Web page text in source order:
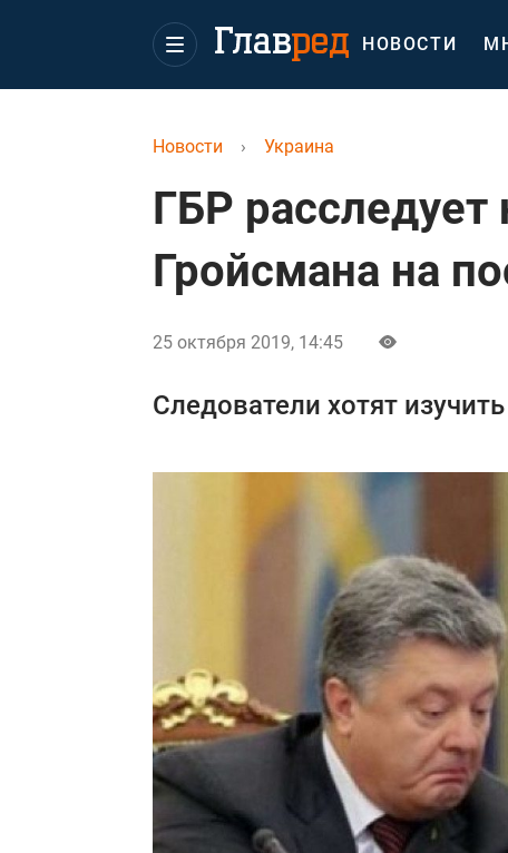
НОВОСТИ
Новости › Украина
ГБР расследует
Гройсмана на
25 октября 2019, 14:45
Следователи хотят